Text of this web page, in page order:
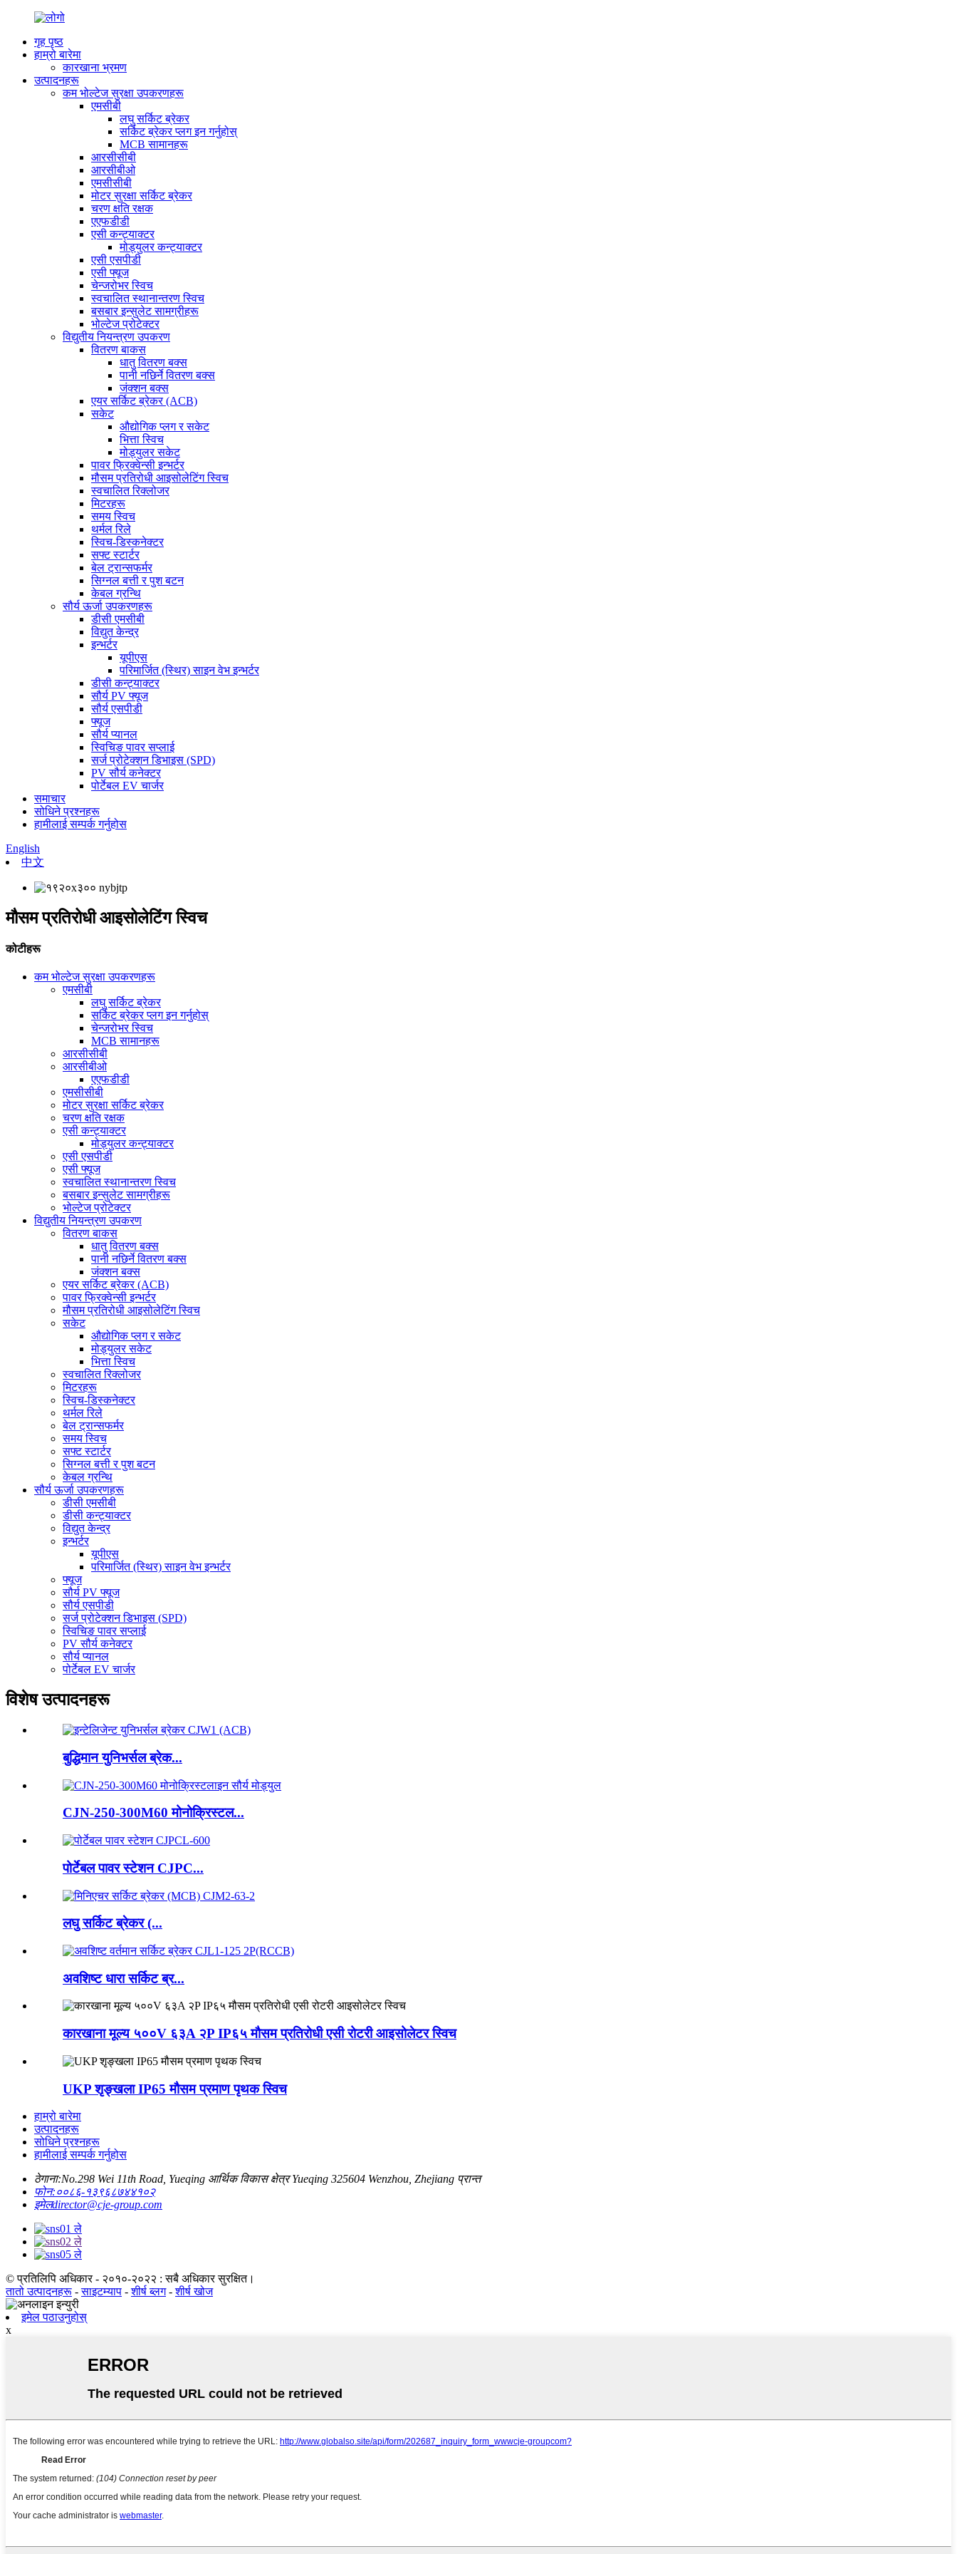
गृह पृष्ठ
हाम्रो बारेमा
कारखाना भ्रमण
उत्पादनहरू
कम भोल्टेज सुरक्षा उपकरणहरू
एमसीबी
लघु सर्किट ब्रेकर
सर्किट ब्रेकर प्लग इन गर्नुहोस्
MCB सामानहरू
आरसीसीबी
आरसीबीओ
एमसीसीबी
मोटर सुरक्षा सर्किट ब्रेकर
चरण क्षति रक्षक
एएफडीडी
एसी कन्ट्याक्टर
मोड्युलर कन्ट्याक्टर
एसी एसपीडी
एसी फ्यूज
चेन्जरोभर स्विच
स्वचालित स्थानान्तरण स्विच
बसबार इन्सुलेट सामग्रीहरू
भोल्टेज प्रोटेक्टर
विद्युतीय नियन्त्रण उपकरण
वितरण बाकस
धातु वितरण बक्स
पानी नछिर्ने वितरण बक्स
जंक्शन बक्स
एयर सर्किट ब्रेकर (ACB)
सकेट
औद्योगिक प्लग र सकेट
भित्ता स्विच
मोड्युलर सकेट
पावर फ्रिक्वेन्सी इन्भर्टर
मौसम प्रतिरोधी आइसोलेटिंग स्विच
स्वचालित रिक्लोजर
मिटरहरू
समय स्विच
थर्मल रिले
स्विच-डिस्कनेक्टर
सफ्ट स्टार्टर
बेल ट्रान्सफर्मर
सिग्नल बत्ती र पुश बटन
केबल ग्रन्थि
सौर्य ऊर्जा उपकरणहरू
डीसी एमसीबी
विद्युत केन्द्र
इन्भर्टर
यूपीएस
परिमार्जित (स्थिर) साइन वेभ इन्भर्टर
डीसी कन्ट्याक्टर
सौर्य PV फ्यूज
सौर्य एसपीडी
फ्यूज
सौर्य प्यानल
स्विचिङ पावर सप्लाई
सर्ज प्रोटेक्शन डिभाइस (SPD)
PV सौर्य कनेक्टर
पोर्टेबल EV चार्जर
समाचार
सोधिने प्रश्नहरू
हामीलाई सम्पर्क गर्नुहोस
English
中文
मौसम प्रतिरोधी आइसोलेटिंग स्विच
कोटीहरू
कम भोल्टेज सुरक्षा उपकरणहरू
एमसीबी
लघु सर्किट ब्रेकर
सर्किट ब्रेकर प्लग इन गर्नुहोस्
चेन्जरोभर स्विच
MCB सामानहरू
आरसीसीबी
आरसीबीओ
एएफडीडी
एमसीसीबी
मोटर सुरक्षा सर्किट ब्रेकर
चरण क्षति रक्षक
एसी कन्ट्याक्टर
मोड्युलर कन्ट्याक्टर
एसी एसपीडी
एसी फ्यूज
स्वचालित स्थानान्तरण स्विच
बसबार इन्सुलेट सामग्रीहरू
भोल्टेज प्रोटेक्टर
विद्युतीय नियन्त्रण उपकरण
वितरण बाकस
धातु वितरण बक्स
पानी नछिर्ने वितरण बक्स
जंक्शन बक्स
एयर सर्किट ब्रेकर (ACB)
पावर फ्रिक्वेन्सी इन्भर्टर
मौसम प्रतिरोधी आइसोलेटिंग स्विच
सकेट
औद्योगिक प्लग र सकेट
मोड्युलर सकेट
भित्ता स्विच
स्वचालित रिक्लोजर
मिटरहरू
स्विच-डिस्कनेक्टर
थर्मल रिले
बेल ट्रान्सफर्मर
समय स्विच
सफ्ट स्टार्टर
सिग्नल बत्ती र पुश बटन
केबल ग्रन्थि
सौर्य ऊर्जा उपकरणहरू
डीसी एमसीबी
डीसी कन्ट्याक्टर
विद्युत केन्द्र
इन्भर्टर
यूपीएस
परिमार्जित (स्थिर) साइन वेभ इन्भर्टर
फ्यूज
सौर्य PV फ्यूज
सौर्य एसपीडी
सर्ज प्रोटेक्शन डिभाइस (SPD)
स्विचिङ पावर सप्लाई
PV सौर्य कनेक्टर
सौर्य प्यानल
पोर्टेबल EV चार्जर
विशेष उत्पादनहरू
बुद्धिमान युनिभर्सल ब्रेक...
CJN-250-300M60 मोनोक्रिस्टल...
पोर्टेबल पावर स्टेशन CJPC...
लघु सर्किट ब्रेकर (...
अवशिष्ट धारा सर्किट ब्र...
कारखाना मूल्य ५००V ६३A २P IP६५ मौसम प्रतिरोधी एसी रोटरी आइसोलेटर स्विच
UKP शृङ्खला IP65 मौसम प्रमाण पृथक स्विच
हाम्रो बारेमा
उत्पादनहरू
सोधिने प्रश्नहरू
हामीलाई सम्पर्क गर्नुहोस
ठेगाना:No.298 Wei 11th Road, Yueqing आर्थिक विकास क्षेत्र Yueqing 325604 Wenzhou, Zhejiang प्रान्त
फोन:००८६-१३९६८७४४१०२
इमेलdirector@cje-group.com
© प्रतिलिपि अधिकार - २०१०-२०२२ : सबै अधिकार सुरक्षित।
तातो उत्पादनहरू -साइटम्याप -शीर्ष ब्लग-शीर्ष खोज
इमेल पठाउनुहोस्
x